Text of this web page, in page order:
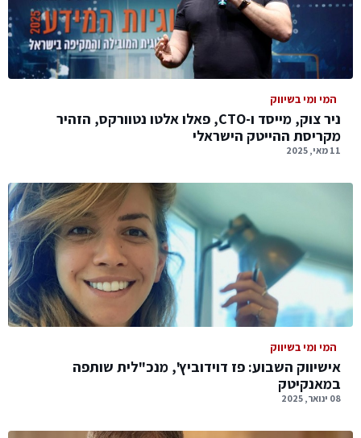
המי ומי בשיווק
ניר צוק, מייסד ו-CTO, פאלו אלטו נטוורקס, הזהיר
מקריסת ההייטק הישראלי
11 מאי, 2025
המי ומי בשיווק
אישיווק השבוע: פז דוידוביץ', מנכ"לית שותפה
במאנקיטק
08 ינואר, 2025